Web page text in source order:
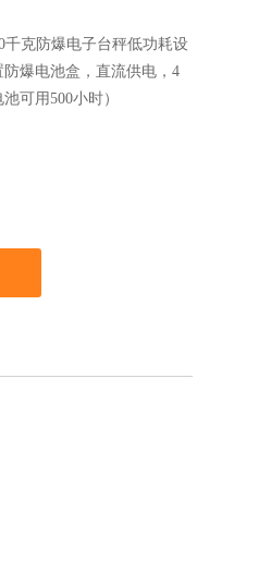
千克防爆电子台秤低功耗设
爆电池盒，直流供电，4
可用500小时）